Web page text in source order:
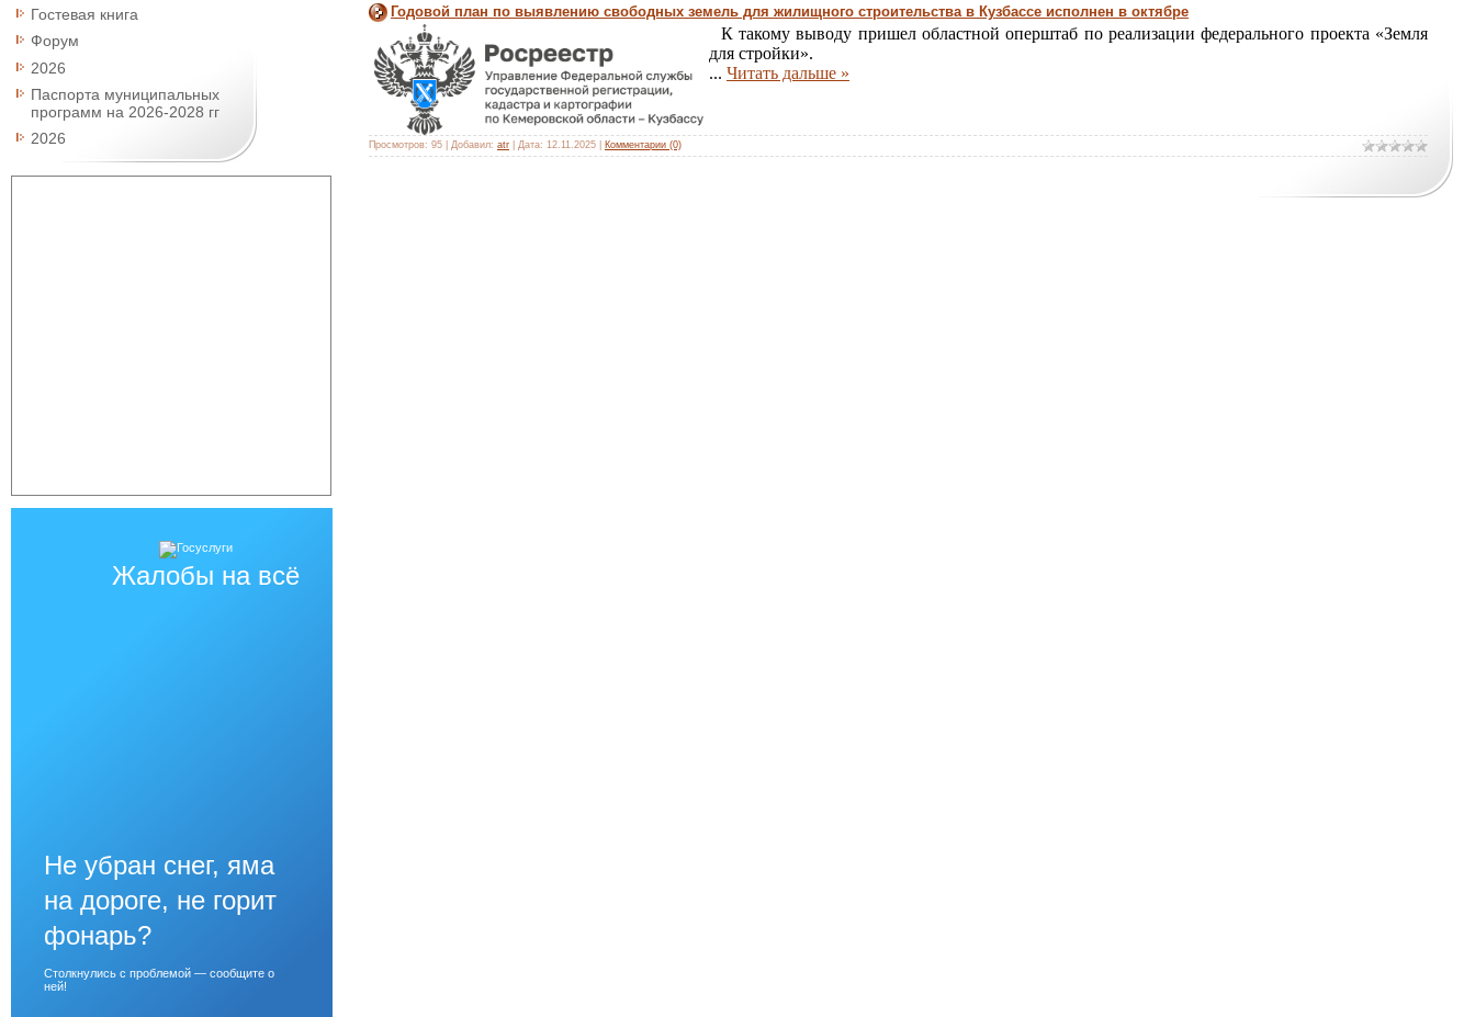
Гостевая книга
Форум
2026
Паспорта муниципальных
программ на 2026-2028 гг
2026
Жалобы на всё
Не убран снег, яма
на дороге, не горит
фонарь?
Столкнулись с проблемой — сообщите о
ней!
Годовой план по выявлению свободных земель для жилищного строительства в Кузбассе исполнен в октябре
К такому выводу пришел областной оперштаб по реализации федерального проекта «Земля
для стройки».
... Читать дальше »
Просмотров: 95 Добавил: atr Дата: 12.11.2025 Комментарии (0)